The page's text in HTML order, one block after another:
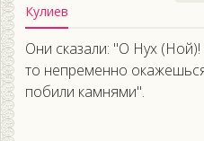
Кулиев
Они сказали: "О Нух
то непременно
побили камнями".